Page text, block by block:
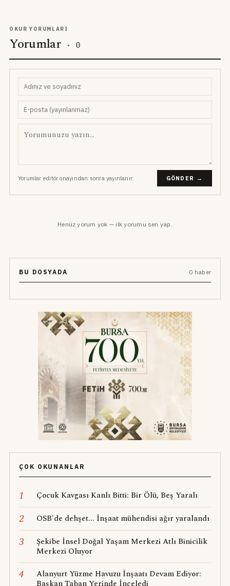
OKUR YORUMLARI
Yorumlar · 0
Yorumlar editör onayından sonra yayınlanır. GÖNDER →
Henüz yorum yok — ilk yorumu sen yap.
BU DOSYADA 0 haber
ÇOK OKUNANLAR
1 Çocuk Kavgası Kanlı Bitti: Bir Ölü, Beş Yaralı
2 OSB'de dehşet... İnşaat mühendisi ağır yaralandı
3
Şekibe İnsel Doğal Yaşam Merkezi Atlı Binicilik
Merkezi Oluyor
4
Alanyurt Yüzme Havuzu İnşaatı Devam Ediyor: